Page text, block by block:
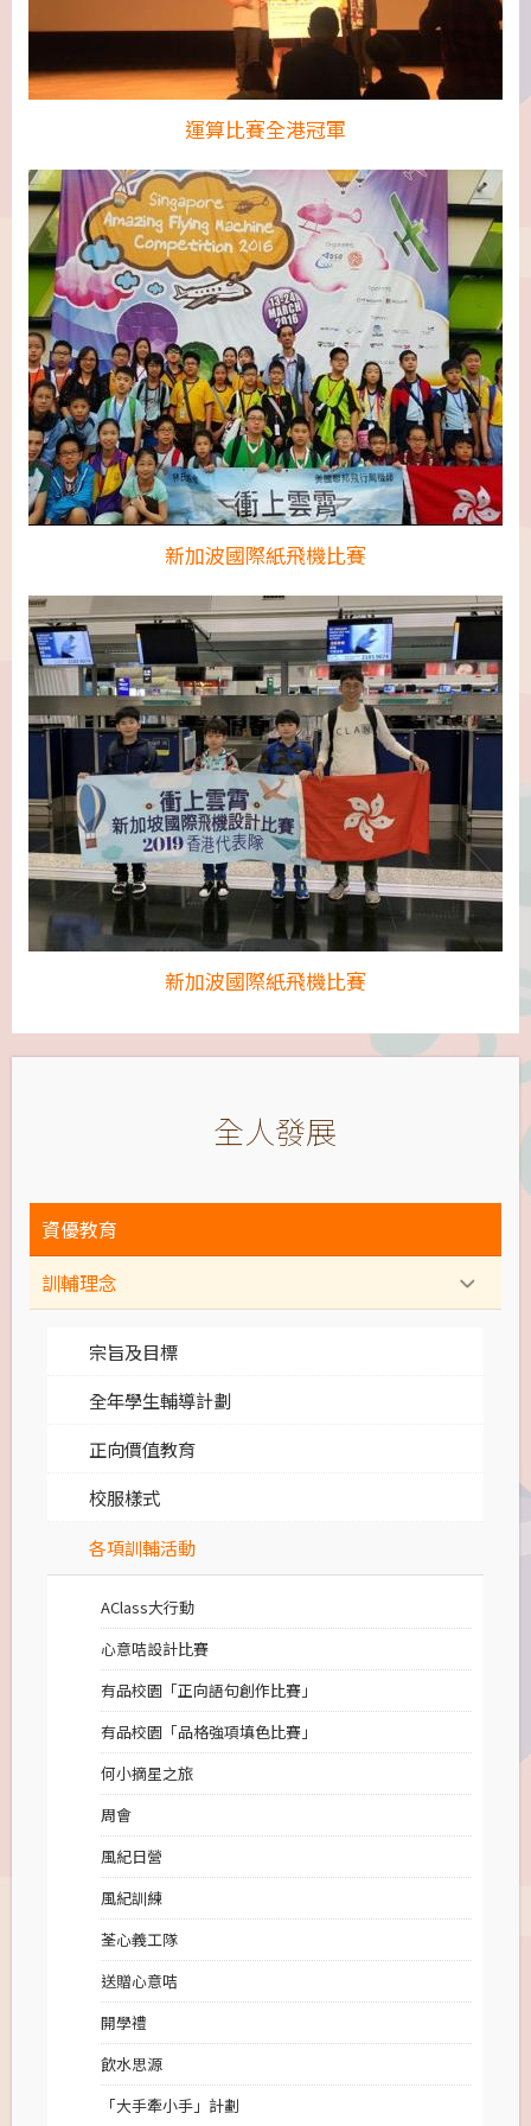
運算比賽全港冠軍
新加波國際紙飛機比賽
新加波國際紙飛機比賽
全人發展
資優教育
訓輔理念
宗旨及目標
全年學生輔導計劃
正向價值教育
校服樣式
各項訓輔活動
AClass大行動
心意咭設計比賽
有品校園「正向語句創作比賽」
有品校園「品格強項填色比賽」
何小摘星之旅
周會
風紀日營
風紀訓練
荃心義工隊
送贈心意咭
開學禮
飲水思源
「大手牽小手」計劃